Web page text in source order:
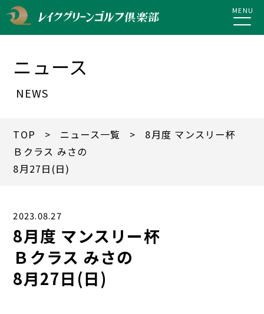
MENU
ニュース
NEWS
TOP > ニュース一覧
> 8月度 マンスリー杯
Ｂクラス みさの
8月27日(日)
2023.08.27
8月度 マンスリー杯
Ｂクラス みさの
8月27日(日)